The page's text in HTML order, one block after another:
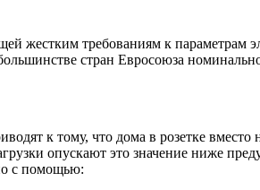
жестким требованиям к параметрам
стран Евросоюза
к тому, что дома в розетке
опускают это значение ниже
с помощью: